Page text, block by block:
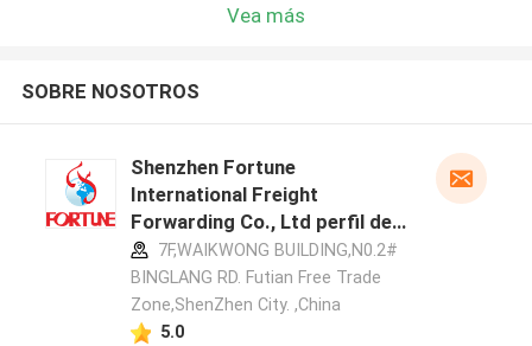
Vea más
SOBRE NOSOTROS
Shenzhen Fortune
International Freight
Forwarding Co., Ltd perfil del
fabricante
7F,WAIKWONG BUILDING,N0.2#
BINGLANG RD. Futian Free Trade
Zone,ShenZhen City. ,China
5.0